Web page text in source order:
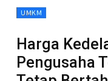
UMKM
Harga
Pengusaha